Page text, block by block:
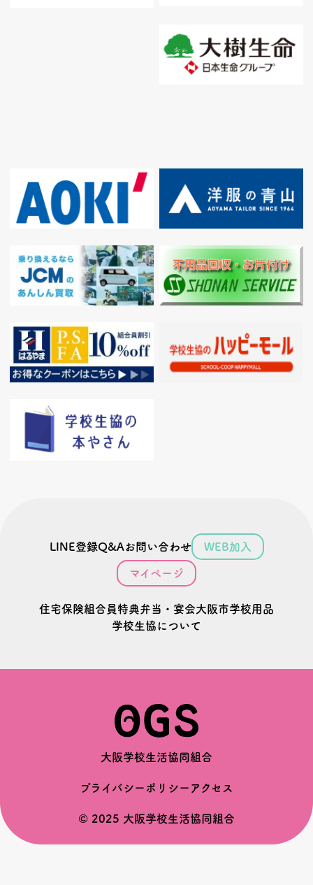
LINE登録Q&A お問い合わせ WEB加入
マイページ
住宅保険組合員特典弁当・宴会大阪市学校用品
学校生協について
大阪学校生活協同組合
プライバシーポリシー アクセス
© 2025 大阪学校生活協同組合